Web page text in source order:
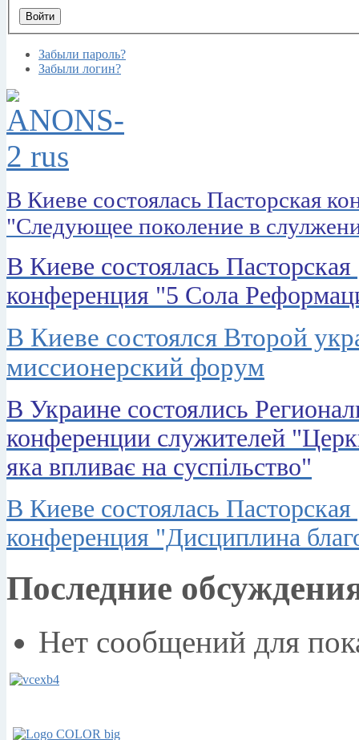
Забыли пароль?
Забыли логин?
В Киеве состоялась Пасторская
"Следующее поколение в
В Киеве состоялась Пасторская
конференция "5 Сола
В Киеве состоялся Второй
миссионерский форум
В Украине состоялись
конференции служителей
яка впливає на суспільство"
В Киеве состоялась Пасторская
конференция "Дисциплина
Последние
Нет сообщений для